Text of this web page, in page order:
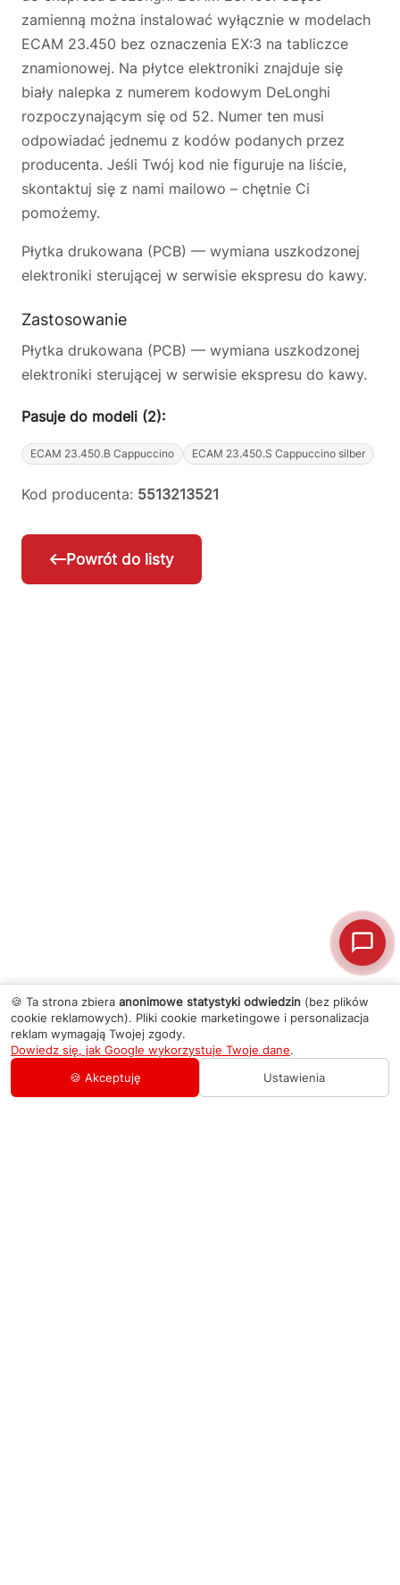
zamienną można instalować wyłącznie w modelach
ECAM 23.450 bez oznaczenia EX:3 na tabliczce
znamionowej. Na płytce elektroniki znajduje się
biały nalepka z numerem kodowym DeLonghi
rozpoczynającym się od 52. Numer ten musi
odpowiadać jednemu z kodów podanych przez
producenta. Jeśli Twój kod nie figuruje na liście,
skontaktuj się z nami mailowo – chętnie Ci
pomożemy.
Płytka drukowana (PCB) — wymiana uszkodzonej
elektroniki sterującej w serwisie ekspresu do kawy.
Zastosowanie
Płytka drukowana (PCB) — wymiana uszkodzonej
elektroniki sterującej w serwisie ekspresu do kawy.
Pasuje do modeli (2):
ECAM 23.450.B Cappuccino ECAM 23.450.S Cappuccino silber
Kod producenta: 5513213521
Powrót do listy
🍪 Ta strona zbiera anonimowe statystyki odwiedzin (bez plików
cookie reklamowych). Pliki cookie marketingowe i personalizacja
reklam wymagają Twojej zgody.
Dowiedz się, jak Google wykorzystuje Twoje dane.
🍪 Akceptuję
Ustawienia